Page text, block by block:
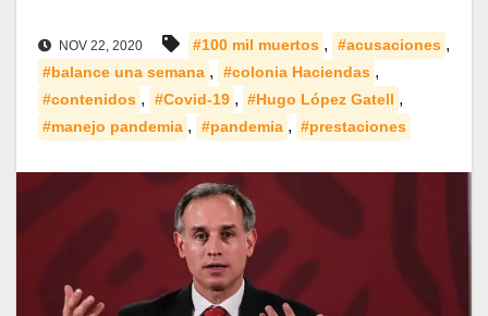
NOV 22, 2020 #100 mil muertos , #acusaciones ,
#balance una semana , #colonia Haciendas ,
#contenidos , #Covid-19 , #Hugo López Gatell ,
#manejo pandemia , #pandemia , #prestaciones